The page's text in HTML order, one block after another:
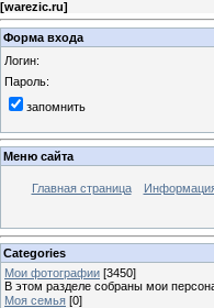
[warezic.ru]
Форма входа
Логин:
Пароль:
запомнить
Меню сайта
Главная страница
Categories
Мои фотографии [3450]
В этом разделе собраны мои
Моя семья [0]